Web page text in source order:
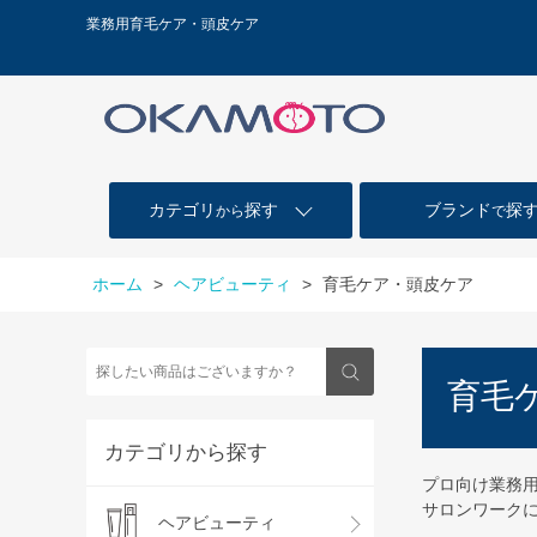
業務用育毛ケア・頭皮ケア
カテゴリ から探す ブランドで探
ホーム > ヘアビューティ > 育毛ケア・頭皮ケア
カテゴリから探す
ヘアビューティ
育毛
プロ向け業務
サロンワーク